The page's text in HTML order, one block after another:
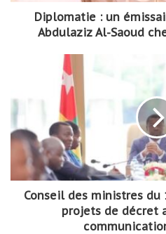
Diplomatie : un
Abdulaziz Al-Saoud
Conseil des ministres
projets de décret